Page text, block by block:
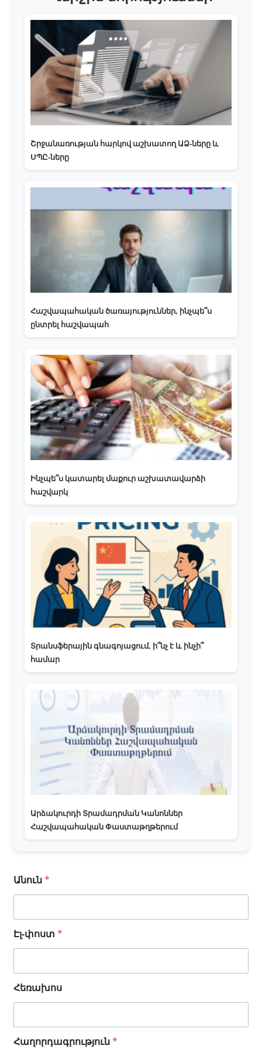
Շրջանառության հարկով աշխատող ԱՁ-ները և
ՍՊԸ-ները
Հաշվապահական ծառայություններ, ինչպե՞ս
ընտրել հաշվապահ
Ինչպե՞ս կատարել մաքուր աշխատավարձի
հաշվարկ
Տրանսֆերային գնագոյացում, ի՞նչ է և ինչի՞
համար
Արձակուրդի Տրամադրման Կանոններ
Հաշվապահական Փաստաթղթերում
Անուն*
Էլ-փոստ*
Հ
խ
ո
Հեռախոս
Հաղորդագրություն*